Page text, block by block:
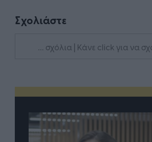
Σχολιάστε
... σχόλια | Κάνε click για να